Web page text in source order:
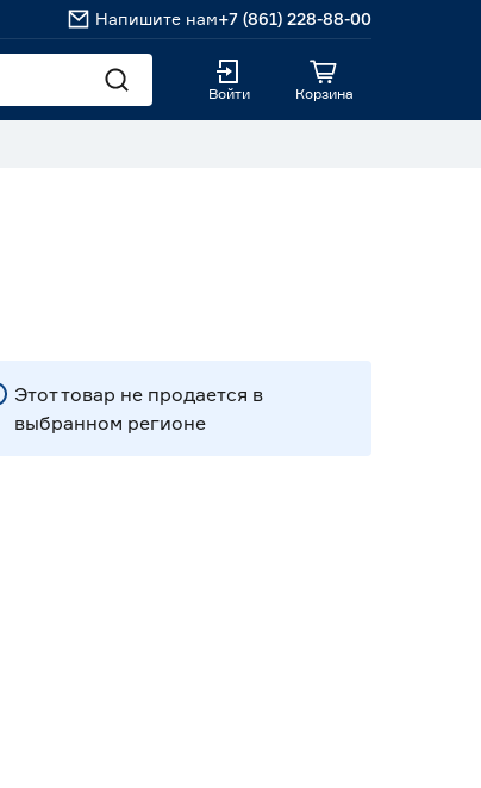
Напишите нам+7 (861) 228-88-00
Войти Корзина
Этот товар не продается в
выбранном регионе